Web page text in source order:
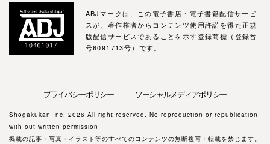
ABJマークは、この電子書店・電子書籍配信サービ
スが、著作権者からコンテンツ使用許諾を得た正規
版配信サービスであることを示す登録商標（登録番
号6091713号）です。
プライバシーポリシー ｜ ソーシャルメディアポリシー
Shogakukan Inc. 2026 All right reserved. No reproduction or republication
with out written permission
掲載の記事・写真・イラスト等のすべてのコンテンツの無断複写・転載を禁じます。